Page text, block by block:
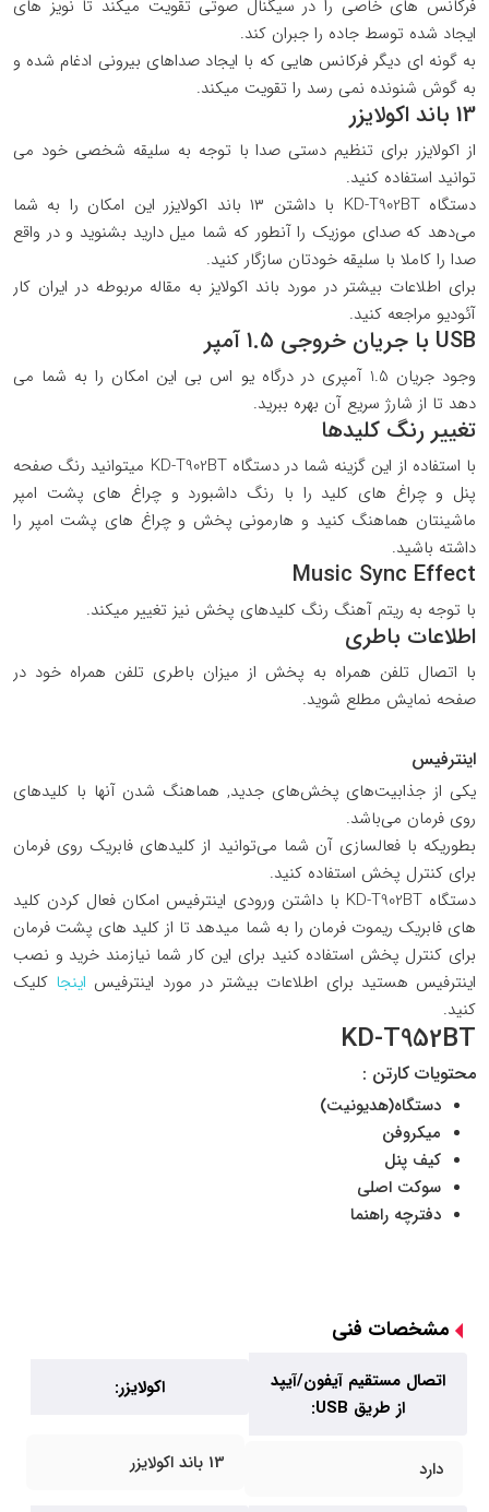
فرکانس های خاصی را در سیگنال صوتی تقویت میکند تا نویز های
ایجاد شده توسط جاده را جبران کند.
به گونه ای دیگر فرکانس هایی که با ایجاد صداهای بیرونی ادغام شده و
به گوش شنونده نمی رسد را تقویت میکند.
13 باند اکولایزر
از اکولایزر برای تنظیم دستی صدا با توجه به سلیقه شخصی خود می
توانید استفاده کنید.
دستگاه KD-T902BT با داشتن ۱۳ باند اکولایزر این امکان را به شما
می‌دهد که صدای موزیک را آنطور که شما میل دارید بشنوید و در واقع
صدا را کاملا با سلیقه خودتان سازگار کنید.
برای اطلاعات بیشتر در مورد باند اکولایز به مقاله مربوطه در ایران کار
آئودیو مراجعه کنید.
USB با جریان خروجی 1.5 آمپر
وجود جریان 1.5 آمپری در درگاه یو اس بی این امکان را به شما می
دهد تا از شارژ سریع آن بهره ببرید.
تغییر رنگ کلیدها
با استفاده از این گزینه شما در دستگاه KD-T902BT میتوانید رنگ صفحه
پنل و چراغ های کلید را با رنگ داشبورد و چراغ های پشت امپر
ماشینتان هماهنگ کنید و هارمونی پخش و چراغ های پشت امپر را
داشته باشید.
Music Sync Effect
با توجه به ریتم آهنگ رنگ کلیدهای پخش نیز تغییر میکند.
اطلاعات باطری
با اتصال تلفن همراه به پخش از میزان باطری تلفن همراه خود در
صفحه نمایش مطلع شوید.
اینترفیس
یکی از جذابیت‌های پخش‌های جدید, هماهنگ شدن آنها با کلیدهای
روی فرمان می‌باشد.
بطوریکه با فعالسازی آن شما می‌توانید از کلیدهای فابریک روی فرمان
برای کنترل پخش استفاده کنید.
دستگاه KD-T902BT با داشتن ورودی اینترفیس امکان فعال کردن کلید
های فابریک ریموت فرمان را به شما میدهد تا از کلید های پشت فرمان
برای کنترل پخش استفاده کنید برای این کار شما نیازمند خرید و نصب
اینترفیس هستید برای اطلاعات بیشتر در مورد اینترفیساینجا کلیک
کنید.
KD-T952BT
محتویات کارتن :
دستگاه(هدیونیت)
میکروفن
کیف پنل
سوکت اصلی
دفترچه راهنما
مشخصات فنی
اتصال مستقیم آیفون/آیپد
از طریق USB:
دارد
اکولایزر:
13 باند اکولایزر